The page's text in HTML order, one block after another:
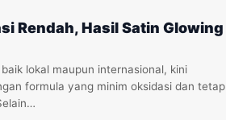
Rendah, Hasil Satin Glowing
lokal maupun internasional, kini
formula yang minim oksidasi dan tetap